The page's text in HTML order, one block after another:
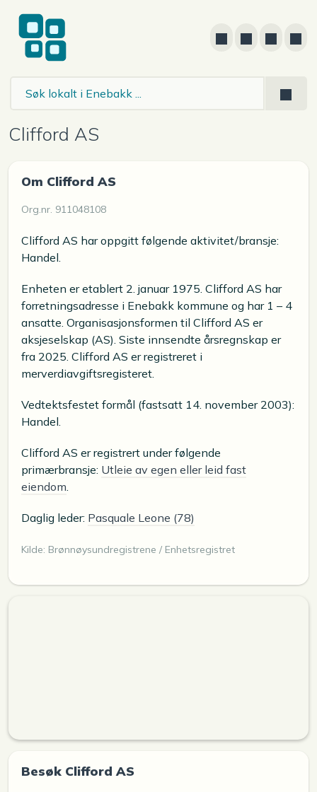
Clifford AS
Om Clifford AS
Org.nr. 911048108
Clifford AS har oppgitt følgende aktivitet/bransje:
Handel.
Enheten er etablert 2. januar 1975. Clifford AS har
forretningsadresse i Enebakk kommune og har 1 – 4
ansatte. Organisasjonsformen til Clifford AS er
aksjeselskap (AS). Siste innsendte årsregnskap er
fra 2025. Clifford AS er registreret i
merverdiavgiftsregisteret.
Vedtektsfestet formål (fastsatt 14. november 2003):
Handel.
Clifford AS er registrert under følgende
primærbransje: Utleie av egen eller leid fast
eiendom
Daglig leder: Pasquale Leone (78)
Kilde: Brønnøysundregistrene / Enhetsregistret
Besøk Clifford AS